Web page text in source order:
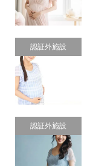
認証外施設
認証外施設